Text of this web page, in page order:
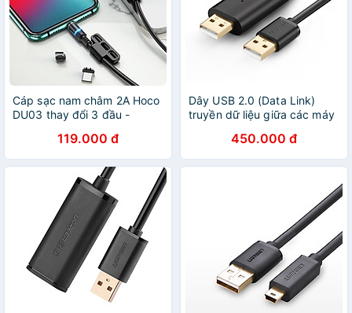
Cáp sạc nam châm 2A Hoco
DU03 thay đổi 3 đầu -
119.000 đ
Dây USB 2.0 (Data Link)
truyền dữ liệu giữa các máy
450.000 đ